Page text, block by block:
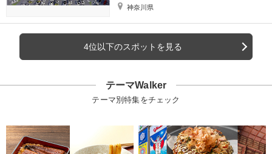
神奈川県
4位以下のスポットを見る
テーマWalker
テーマ別特集をチェック